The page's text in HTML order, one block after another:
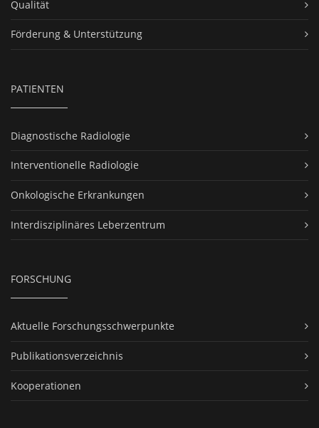
Qualität
Förderung & Unterstützung
PATIENTEN
Diagnostische Radiologie
Interventionelle Radiologie
Onkologische Erkrankungen
Interdisziplinäres Leberzentrum
FORSCHUNG
Aktuelle Forschungsschwerpunkte
Publikationsverzeichnis
Kooperationen